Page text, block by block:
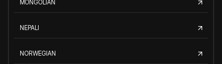
MONGOLIAN
NEPALI
NORWEGIAN